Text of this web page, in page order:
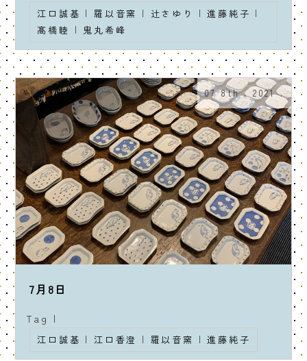
江口誠基 |羅以音窯 | 辻さゆり |進藤純子 |
髙橋睦
| 鬼丸希峰
07 8th . 2021 .
7月8日
Tag |
江口誠基 |江口香澄 | 羅以音窯 |進藤純子